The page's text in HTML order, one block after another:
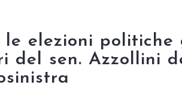
elezioni politiche
del sen. Azzollini